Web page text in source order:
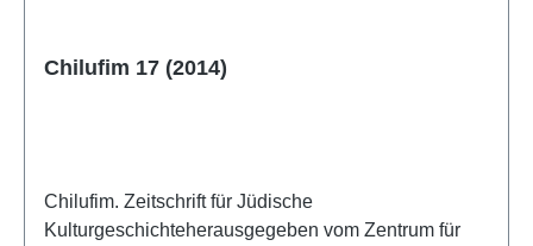
Chilufim 17 (2014)
Chilufim. Zeitschrift für Jüdische
Kulturgeschichteherausgegeben vom Zentrum für